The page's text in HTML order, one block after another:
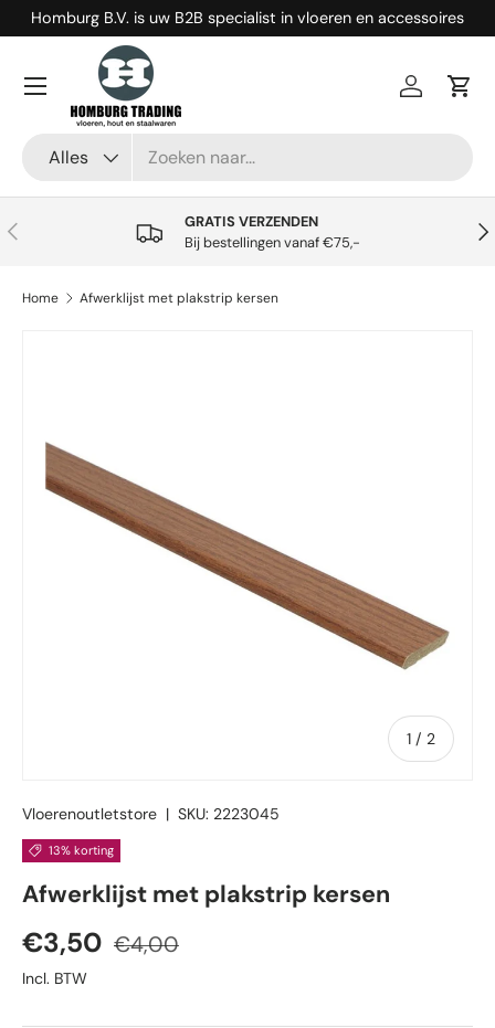
Ga naar inhoud
Homburg B.V. is uw B2B specialist in vloeren en accessoires
Alles
Inloggen
Menu
Vorige
GRATIS VERZENDEN
Bij bestellingen vanaf €75,-
Home Afwerklijst met plakstrip kersen
1 / van
2
Vloerenoutletstore | SKU: 2223045
13% korting
Afwerklijst met plakstrip kersen
Verkoopprijs
€3,50 Reguliere prijs
€4,00
Incl. BTW